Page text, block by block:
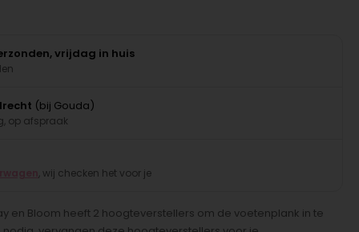
vrijdag in huis
(bij Gouda)
op afspraak
, wij checken het voor je
en Bloom heeft 2 hoogteverstellers om de voetenplank in te